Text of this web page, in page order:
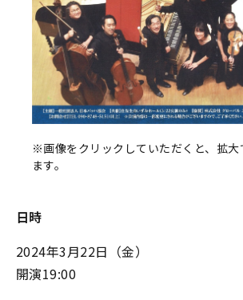
※画像をクリックしていただくと、拡
ます。
日時
2024年3月22日（金）
開演19:00